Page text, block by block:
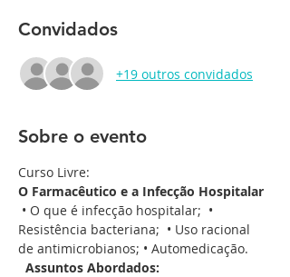
Convidados
+19 outros convidados
Sobre o evento
Curso Livre:
O Farmacêutico e a Infecção Hospitalar
Resistência bacteriana;  • Uso racional
de antimicrobianos; • Automedicação.
Assuntos Abordados: